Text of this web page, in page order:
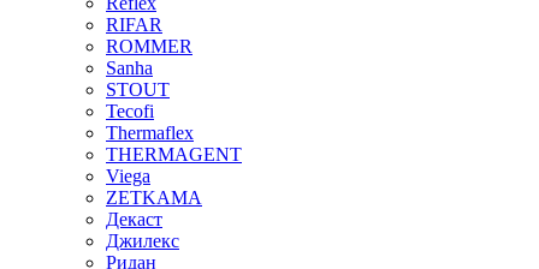
RIFAR
ROMMER
Sanha
STOUT
Tecofi
Thermaflex
THERMAGENT
Viega
ZETKAMA
Декаст
Джилекс
Ридан